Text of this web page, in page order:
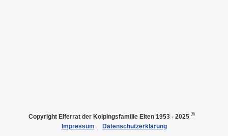
Copyright Elferrat der Kolpingsfamilie Elten 1953 - 2025 ©
Impressum Datenschutzerklärung